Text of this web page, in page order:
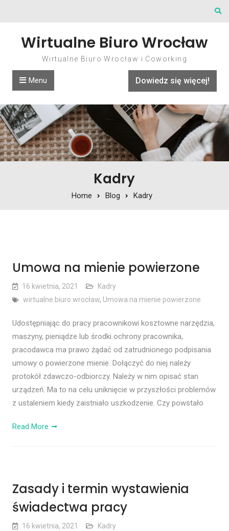
Wirtualne Biuro Wrocław
Wirtualne Biuro Wrocław i Coworking
Dowiedz się więcej!
Menu
Kadry
Home Blog Kadry
Umowa na mienie powierzone
16 kwietnia, 2021
Kadry
wirtualne biuro wrocław, Umowa na mienie powierzone
Udostępniając do pracy pracownikowi kosztowne narzędzia,
maszyny, pieniądze lub środki ochrony pracownika,
pracodawca ma prawo żądać od zatrudnionego podpisania
umowy o powierzone mienie. Dołączyć do niej należy
protokół zdawczo-odbiorczy. Należy w nim opisać stan
urządzeń. Ma to na celu uniknięcie w przyszłości problemów
z ustaleniem kiedy zaistniało uszkodzenie. Czy powstało
Read More
Zasady i termin wystawienia
świadectwa pracy
16 kwietnia, 2021
Kadry